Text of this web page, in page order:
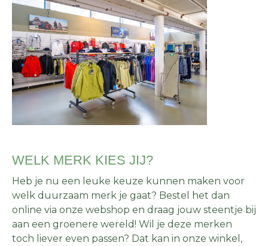
WELK MERK KIES JIJ?
Heb je nu een leuke keuze kunnen maken voor
welk duurzaam merk je gaat? Bestel het dan
online via onze webshop en draag jouw steentje bij
aan een groenere wereld! Wil je deze merken
toch liever even passen? Dat kan in onze winkel,